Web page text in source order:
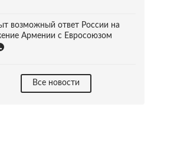
возможный ответ России на
Армении с Евросоюзом
Все новости